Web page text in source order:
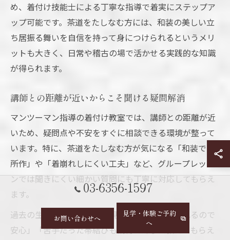
め、着付け技能士による丁寧な指導で着実にステップア
ップ可能です。茶道をたしなむ方には、和装の美しい立
ち居振る舞いを自信を持って身につけられるというメリ
ットも大きく、日常や稽古の場で活かせる実践的な知識
が得られます。
講師との距離が近いからこそ聞ける疑問解消
マンツーマン指導の着付け教室では、講師との距離が近
いため、疑問点や不安をすぐに相談できる環境が整って
います。特に、茶道をたしなむ方が気になる「和装での
所作」や「着崩れしにくい工夫」など、グループレッス
ンでは聞きにくい細かい質問にも丁寧に対応してもらえ
ます。
過去の生徒からは「講師が親身に寄り添ってくれるので
安心」「苦手だった帯結びも納得いくまで教えてもらえ
03-6356-1597
お問い合わせへ
見学・体験ご予約
へ